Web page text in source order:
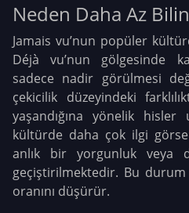
Neden Daha Az
Jamais vu’nun popüler
Déjà vu’nun gölgesinde
sadece nadir görülmesi
çekicilik düzeyindeki
yaşandığına yönelik hisler
kültürde daha çok ilgi
anlık bir yorgunluk veya
geçiştirilmektedir. Bu
oranını düşürür.